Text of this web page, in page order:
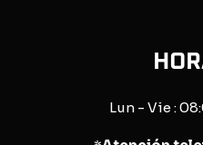
Lun - Vie :